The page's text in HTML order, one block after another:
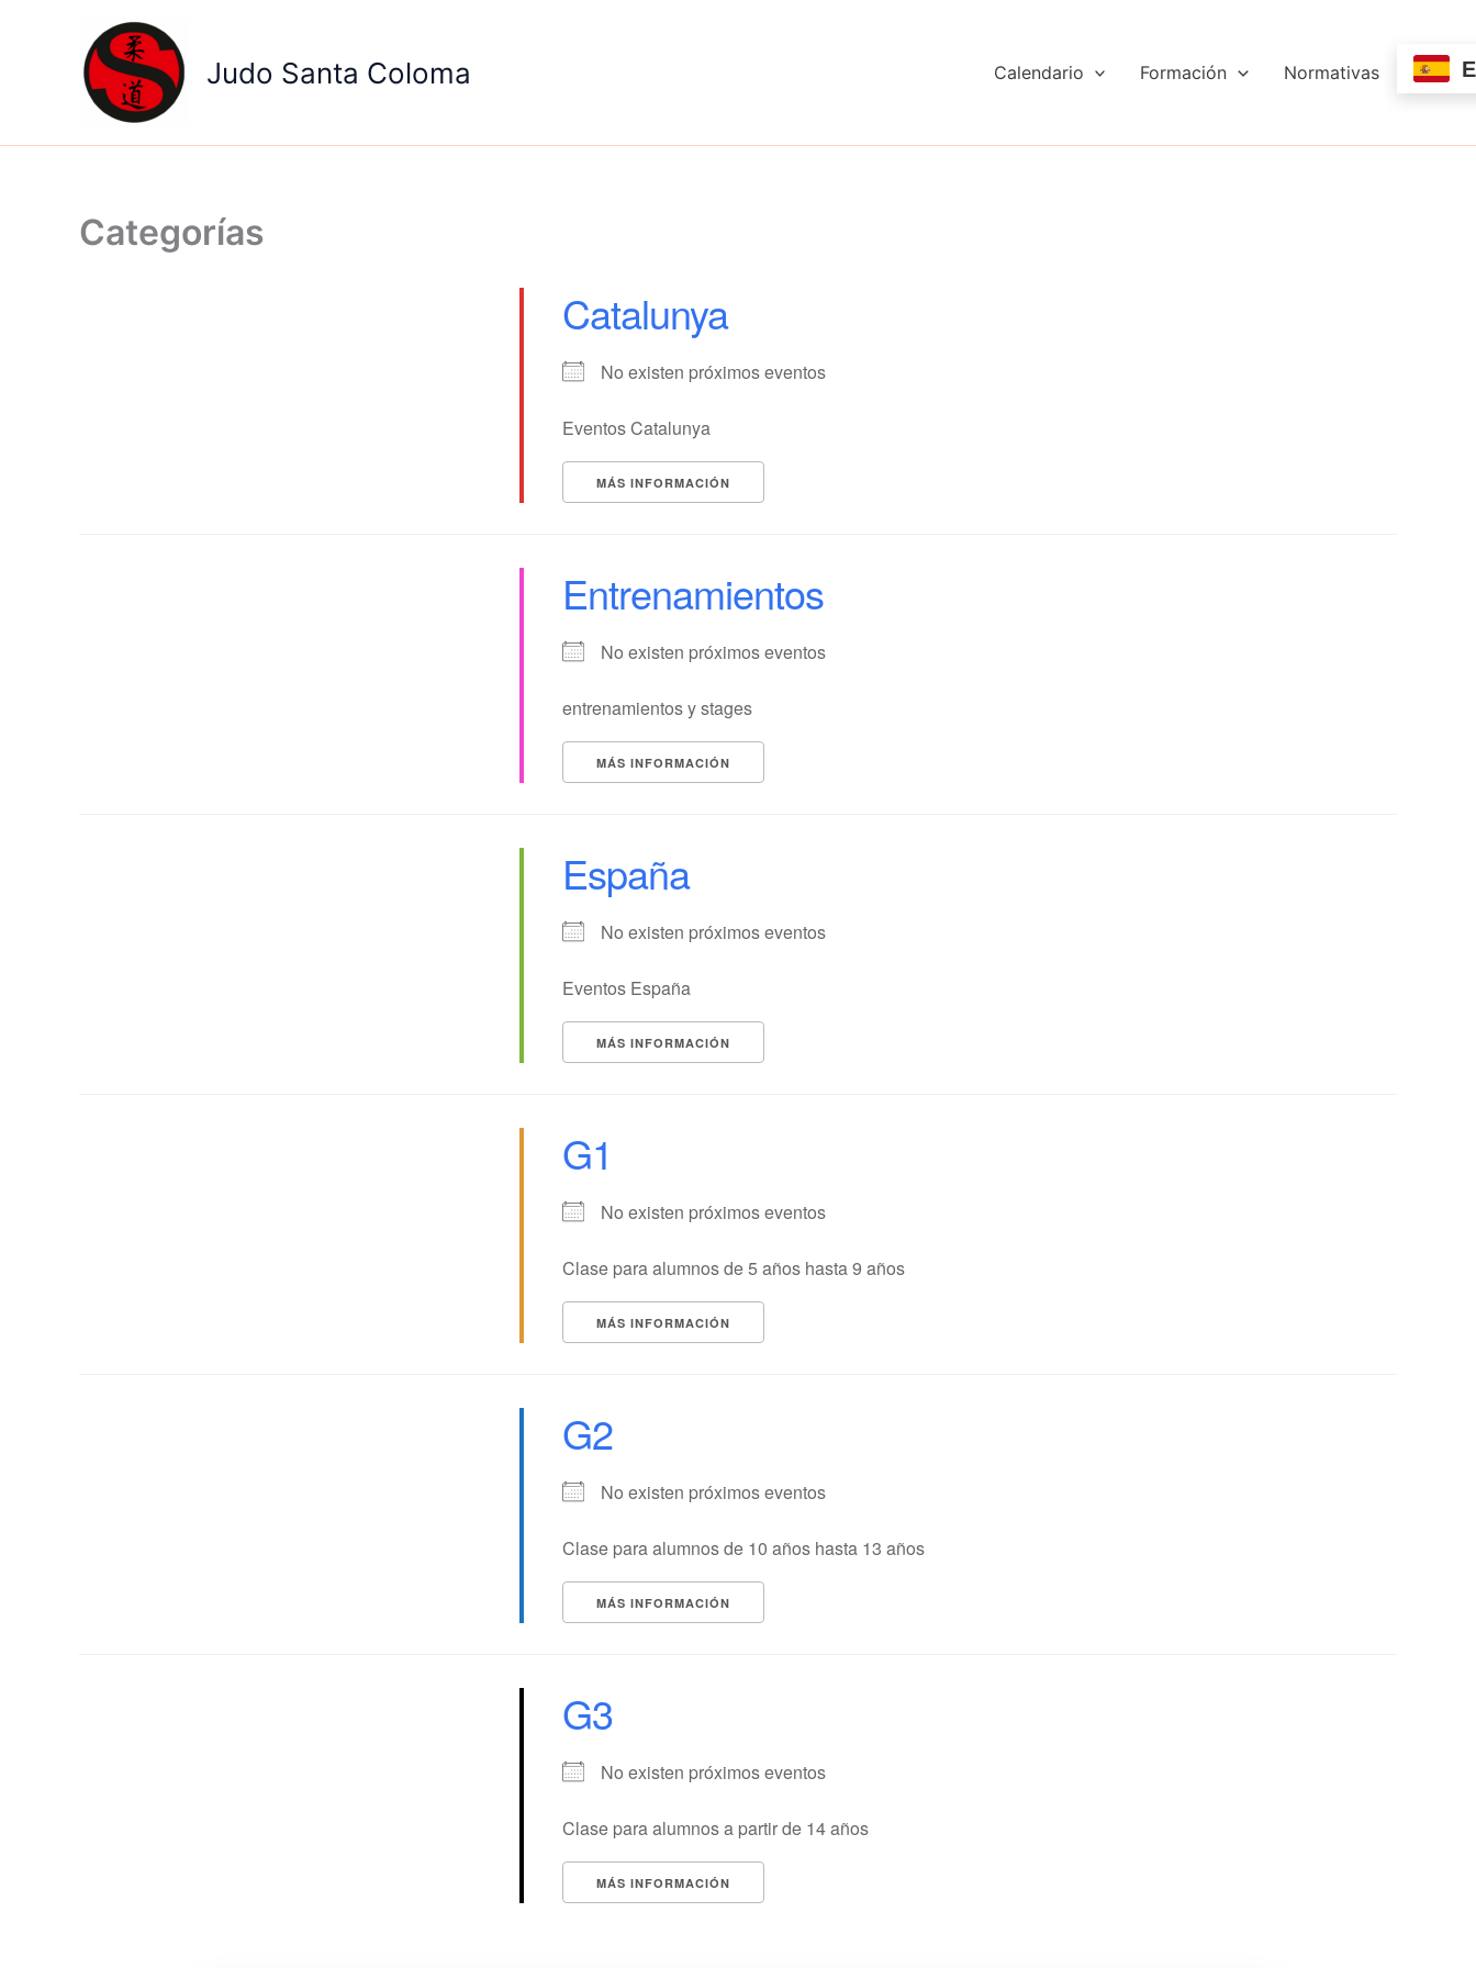
Judo Santa Coloma Calendario Formación Normativas
Categorías
Catalunya
No existen próximos eventos
Eventos Catalunya
MÁS INFORMACIÓN
Entrenamientos
No existen próximos eventos
entrenamientos y stages
MÁS INFORMACIÓN
España
No existen próximos eventos
Eventos España
MÁS INFORMACIÓN
G1
No existen próximos eventos
Clase para alumnos de 5 años hasta 9 años
MÁS INFORMACIÓN
G2
No existen próximos eventos
Clase para alumnos de 10 años hasta 13 años
MÁS INFORMACIÓN
G3
No existen próximos eventos
Clase para alumnos a partir de 14 años
MÁS INFORMACIÓN